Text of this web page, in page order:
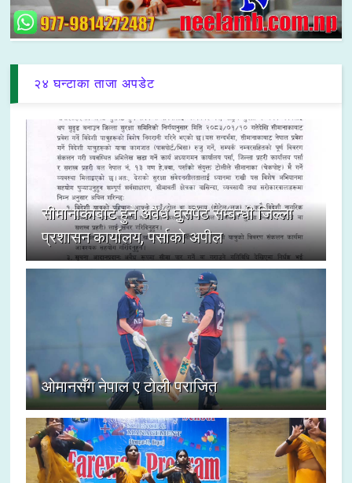
२४ घन्टाका ताजा अपडेट
सीमानाकाबाट हुने अवैध घुसपैठ सम्बन्धी जिल्ला
प्रशासन कार्यालय, पर्साको अपील
ओमानसँग नेपाल ए टोली पराजित